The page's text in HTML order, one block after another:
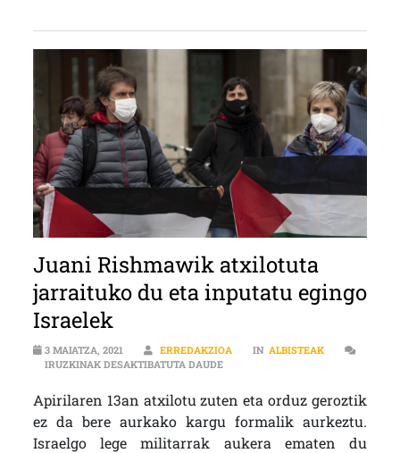
Juani Rishmawik atxilotuta
jarraituko du eta inputatu egingo
Israelek
3 MAIATZA, 2021 ERREDAKZIOA IN ALBISTEAK
IRUZKINAK DESAKTIBATUTA DAUDEJUANI RISHMAWIK ATXILOTUTA
Apirilaren 13an atxilotu zuten eta orduz geroztik
ez da bere aurkako kargu formalik aurkeztu.
Israelgo lege militarrak aukera ematen du